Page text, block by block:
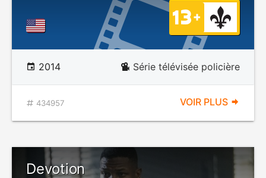
2014 Série télévisée policière
434957 VOIR PLUS
Devotion